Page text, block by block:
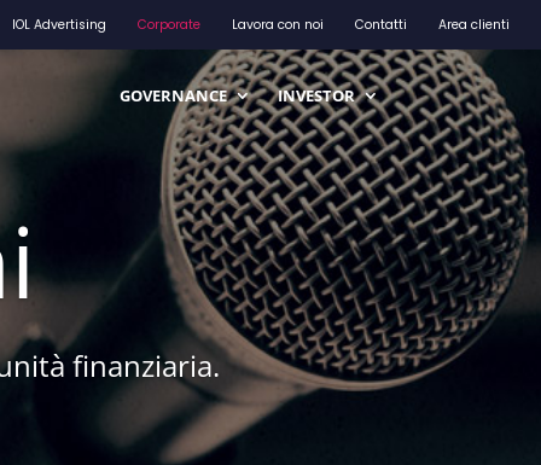
IOL Advertising Corporate Lavora con noi Contatti Area clienti
GOVERNANCE INVESTOR
finanziaria.